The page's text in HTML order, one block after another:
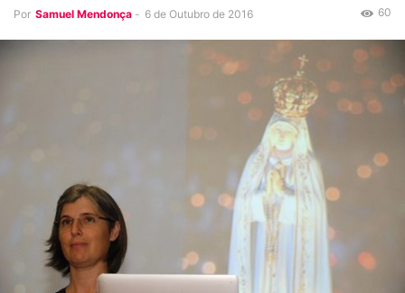
Por Samuel Mendonça - 6 de Outubro de 2016 60